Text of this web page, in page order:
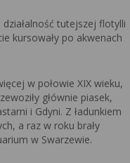
tutejszej flotylli
kursowały po akwenach
w połowie XIX wieku,
głównie piasek,
i Gdyni. Z ładunkiem
a raz w roku brały
w Swarzewie.